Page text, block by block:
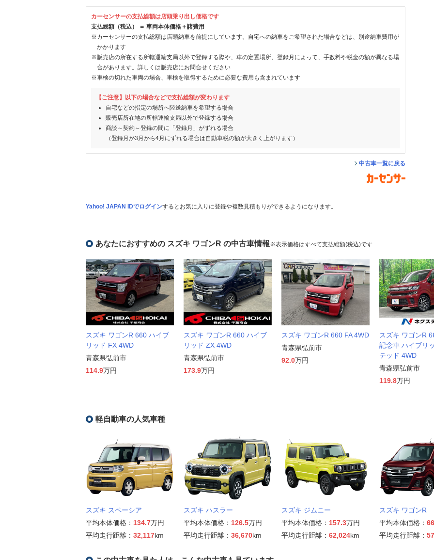
カーセンサーの支払総額は店頭乗り出し価格です
支払総額（税込） ＝ 車両本体価格＋諸費用
※カーセンサーの支払総額は店頭納車を前提にしています。自宅への納車をご希望された場合などは、別途納車費用が
かかります
※販売店の所在する所轄運輸支局以外で登録する際や、車の定置場所、登録月によって、手数料や税金の額が異なる場
合があります。詳しくは販売店にお問合せください
※車検の切れた車両の場合、車検を取得するために必要な費用も含まれています
【ご注意】以下の場合などで支払総額が変わります
自宅などの指定の場所へ陸送納車を希望する場合
販売店所在地の所轄運輸支局以外で登録する場合
商談～契約～登録の間に「登録月」がずれる場合
（登録月が3月から4月にずれる場合は自動車税の額が大きく上がります）
中古車一覧に戻る
Yahoo! JAPAN IDでログインするとお気に入りに登録や複数見積もりができるようになります。
あなたにおすすめの スズキ ワゴンR の中古車情報※表示価格はすべて支払総額(税込)です
スズキ ワゴンR 660 ハイブ
リッド FX 4WD
青森県弘前市
114.9万円
スズキ ワゴンR 660 ハイブ
リッド ZX 4WD
青森県弘前市
173.9万円
スズキ ワゴンR 660 FA 4WD
青森県弘前市
92.0万円
スズキ ワゴンR
記念車 ハイブリ
テッド 4WD
青森県弘前市
119.8万円
軽自動車の人気車種
スズキ スペーシア
平均本体価格： 134.7万円
平均走行距離： 32,117km
スズキ ハスラー
平均本体価格： 126.5万円
平均走行距離： 36,670km
スズキ ジムニー
平均本体価格： 157.3万円
平均走行距離： 62,024km
スズキ ワゴンR
平均本体価格：
平均走行距離：